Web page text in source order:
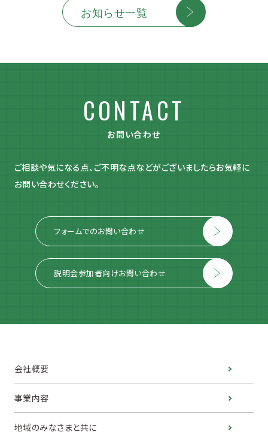
お知らせ一覧
CONTACT
お問い合わせ
ご相談や気になる点、ご不明な点などがございましたらお気軽に
お問い合わせください。
フォームでのお問い合わせ
説明会参加者向けお問い合わせ
会社概要
事業内容
地域のみなさまと共に